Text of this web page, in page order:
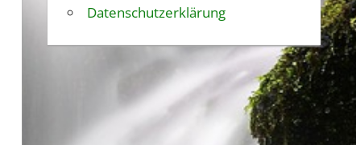
Datenschutzerklärung